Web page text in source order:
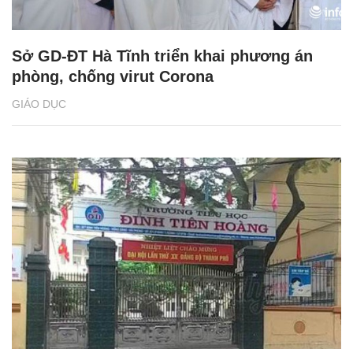
GIÁO DỤC
Sở GD-ĐT Hà Tĩnh triển khai phương án
phòng, chống virut Corona